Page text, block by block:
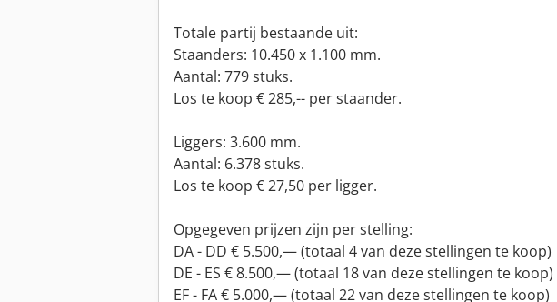
Totale partij bestaande uit:
Staanders: 10.450 x 1.100 mm.
Aantal: 779 stuks.
Los te koop € 285,-- per staander.
Liggers: 3.600 mm.
Aantal: 6.378 stuks.
Los te koop € 27,50 per ligger.
Opgegeven prijzen zijn per stelling:
DA - DD € 5.500,— (totaal 4 van deze stellingen te koop)
DE - ES € 8.500,— (totaal 18 van deze stellingen te koop)
EF - FA € 5.000,— (totaal 22 van deze stellingen te koop)